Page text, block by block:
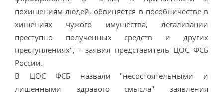
похищениям людей, обвиняется в пособничестве в
хищениях чужого имущества, легализации
преступно полученных средств и других
преступлениях", - заявил представитель ЦОС ФСБ
России.
В ЦОС ФСБ назвали "несостоятельными и
лишенными здравого смысла" заявления